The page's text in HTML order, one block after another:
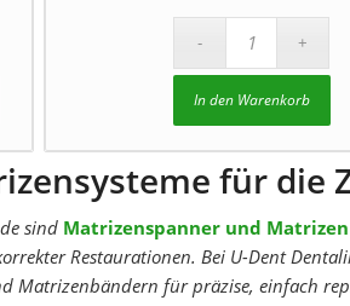
In den Warenkorb
für die
sind Matrizenspanner und Matrizen
Restaurationen. Bei U-Dent
Matrizenbändern für präzise, einfach